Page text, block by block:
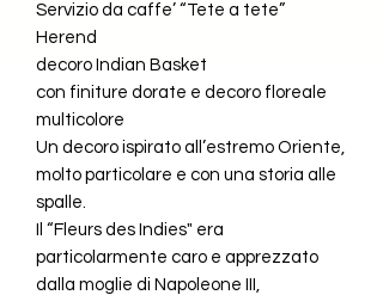
Servizio da caffe’ “Tete a tete”
Herend
decoro Indian Basket
con finiture dorate e decoro floreale
multicolore
Un decoro ispirato all’estremo Oriente,
molto particolare e con una storia alle
spalle.
Il “Fleurs des Indies" era
particolarmente caro e apprezzato
dalla moglie di Napoleone III,